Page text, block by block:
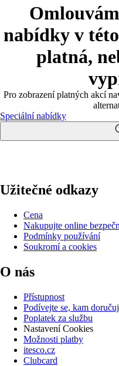
nabídky v
platná,
Pro zobrazení platných akcí
Speciální nabídky
Užitečné odkazy
Cena
Nakupujte online
Podmínky používání
Soukromí a cookies
O nás
Přístupnost
Podívejte se, kam
Poplatek za službu
Nastavení Cookies
Možnosti platby
itesco.cz
Clubcard